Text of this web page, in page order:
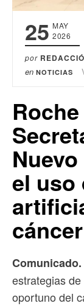
25 MAY
2026
por
en NOTICIAS
el uso
Comunicado.
estrategias
oportuno del